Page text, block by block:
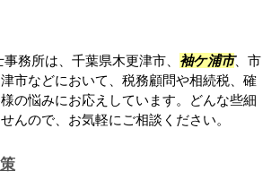
務所は、千葉県木更津市、 袖ケ浦市、市
市などにおいて、税務顧問や相続税、確
の悩みにお応えしています。どんな些細
んので、お気軽にご相談ください。